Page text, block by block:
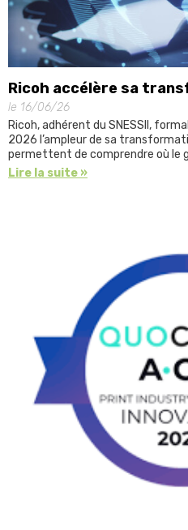
Ricoh accélère sa
le 16/06/26
Ricoh, adhérent du SNESSII,
2026 l’ampleur de sa
permettent de comprendre où le
Lire la suite »